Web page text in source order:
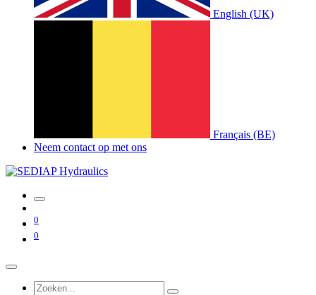
English (UK)
Français (BE)
Neem contact op met ons
0
0